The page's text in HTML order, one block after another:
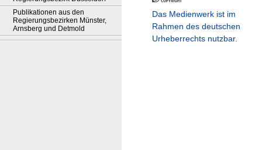
Publikationen aus den
Regierungsbezirken Münster,
Arnsberg und Detmold
Das Medienwerk ist im
Rahmen des deutschen
Urheberrechts nutzbar.